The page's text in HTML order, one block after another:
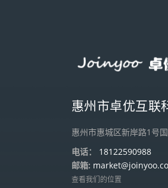
惠州市卓优互联
惠州市惠城区新岸路1号
电话：
18122590988
邮箱:
查看我们的位置